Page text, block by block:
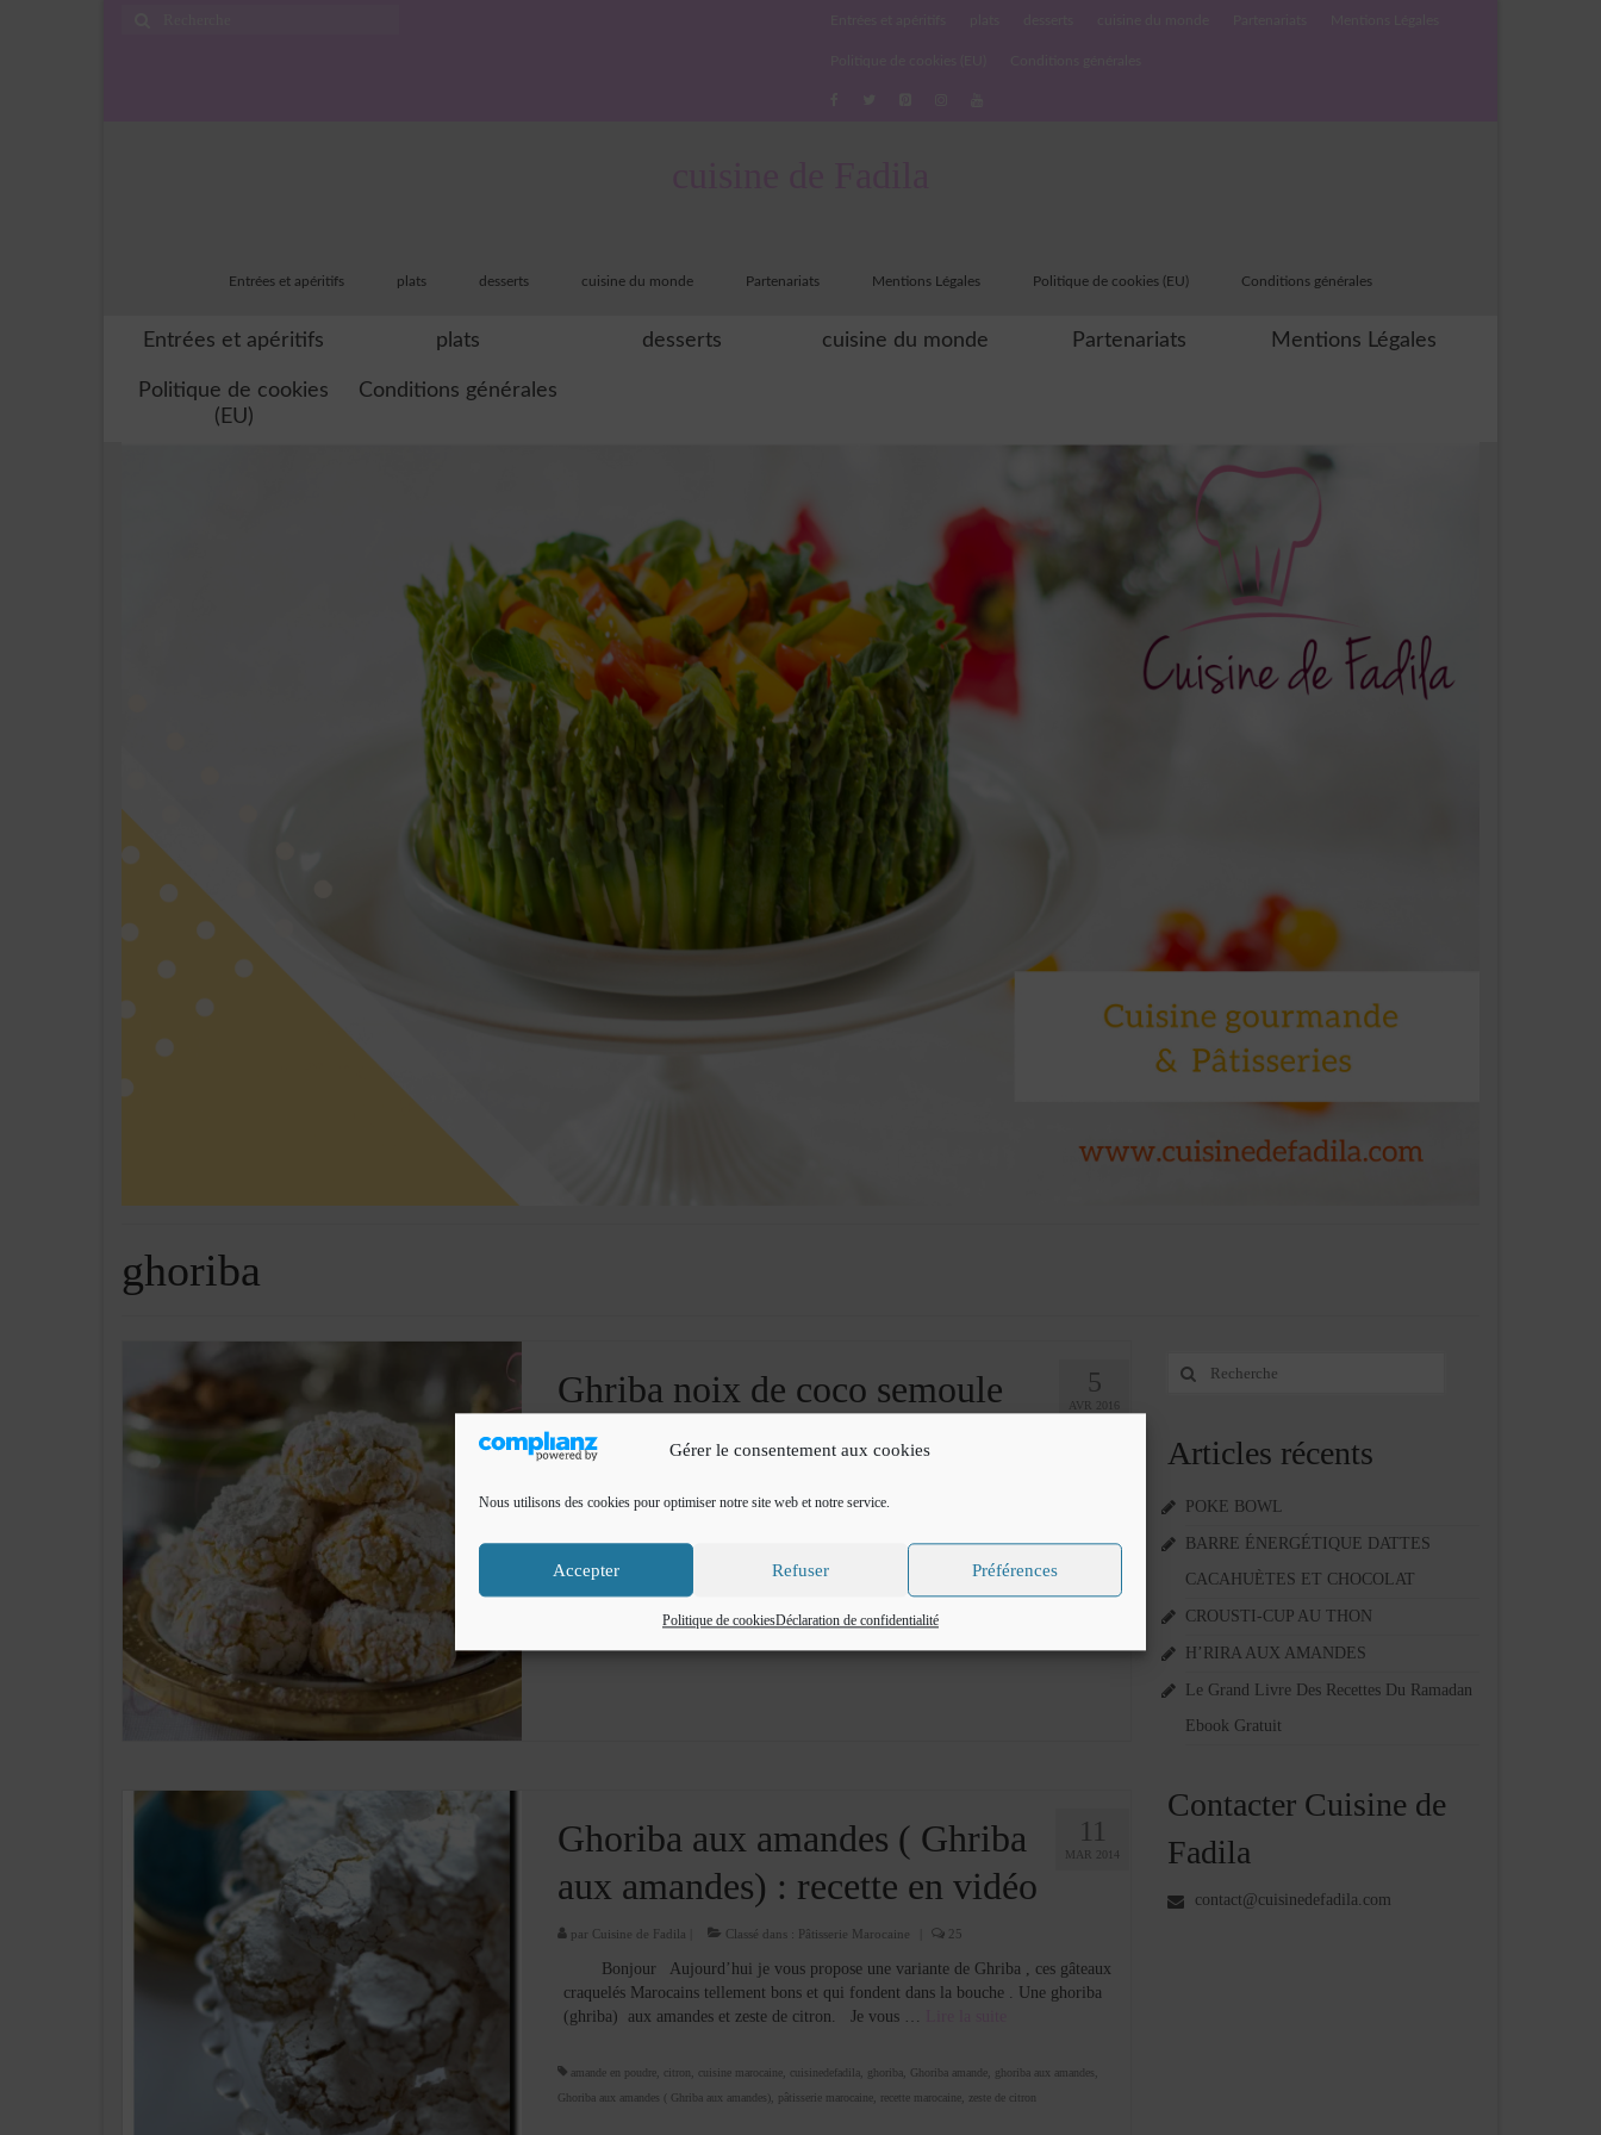
Gérer le consentement aux cookies
Nous utilisons des cookies pour optimiser notre site web et notre service.
Accepter Refuser Préférences
Politique de cookiesDéclaration de confidentialité
Entrées et apéritifs plats desserts cuisine du monde Partenariats Mentions Légales Politique de cookies (EU) Conditions générales
Entrées et apéritifs plats desserts cuisine du monde Partenariats Mentions Légales
Politique de cookies
(EU)
Conditions générales
ghoriba
5
AVR 2016
Ghriba noix de coco semoule
parCuisine de Fadila
semoule , une délicieuse gourmandise Marocaine à déguster à l’heure du thé,
…Lire la suite­­
biscuit,biscuit Marocain, ghriba noix de coco et semoule,pâtisserie orientale
11
MAR 2014
Ghoriba aux amandes ( Ghriba
aux amandes) : recette en vidéo
par Cuisine de Fadila Classé dans : Pâtisserie Marocaine 25
Bonjour Aujourd’hui je vous propose une variante de Ghriba , ces gâteaux
craquelés Marocains tellement bons et qui fondent dans la bouche . Une ghoriba
(ghriba) aux amandes et zeste de citron. Je vous …
amande en poudre, citron cuisine marocaine, cuisinedefadila, ghoriba, Ghoriba amande, ghoriba aux amandes
Ghoriba aux amandes ( Ghriba aux amandes), pâtisserie marocaine, recette marocaine, zeste de citron
Rechercher
Articles récents
POKE BOWL
BARRE ÉNERGÉTIQUE DATTES
CACAHUÈTES ET CHOCOLAT
CROUSTI-CUP AU THON
H’RIRA AUX AMANDES
Le Grand Livre Des Recettes Du Ramadan
Ebook Gratuit
Contacter Cuisine de
Fadila
contact@cuisinedefadila.com